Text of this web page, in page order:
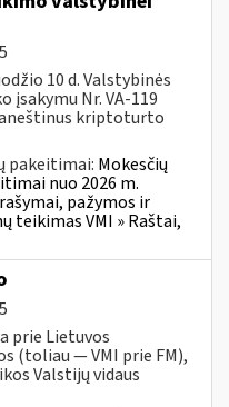
10 d. Valstybinės
įsakymu Nr. VA-119
kriptoturto
pakeitimai: Mokesčių
nuo 2026 m.
pažymos ir
teikimas VMI » Raštai,
prie Lietuvos
(toliau — VMI prie FM),
Valstijų vidaus